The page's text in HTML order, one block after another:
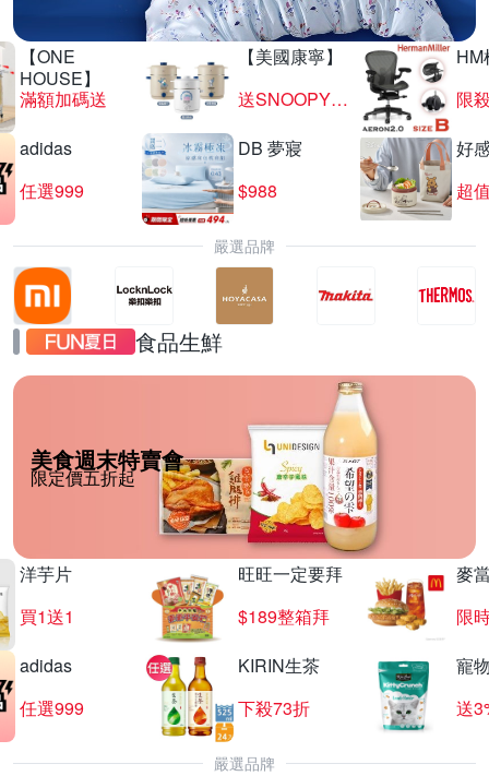
【ONE
HOUSE】
滿額加碼送
【美國康寧】
送SNOOPY匙筷組
HM
限
adidas
任選999
DB 夢寢
$988
好
超
嚴選品牌
食品生鮮
美食週末特賣會
限定價五折起
洋芋片
買1送1
旺旺一定要拜
$189整箱拜
麥
限
adidas
任選999
KIRIN生茶
下殺73折
寵
送
嚴選品牌